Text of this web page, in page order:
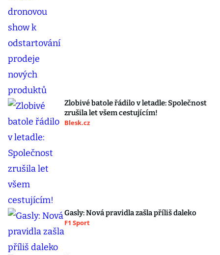
Zlobivé batole řádilo v letadle: Společnost
zrušila let všem cestujícím!
Blesk.cz
Gasly: Nová pravidla zašla příliš daleko
F1 Sport